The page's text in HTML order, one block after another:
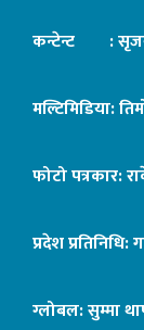
कन्टेन्ट :
मल्टिमिडिया:
फोटो पत्रकार:
प्रदेश प्रतिनिधि:
ग्लोबल: सुम्मा